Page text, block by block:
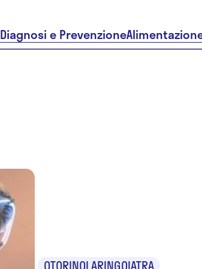
Diagnosi e Prevenzione
OTORINOLARINGOIATRA